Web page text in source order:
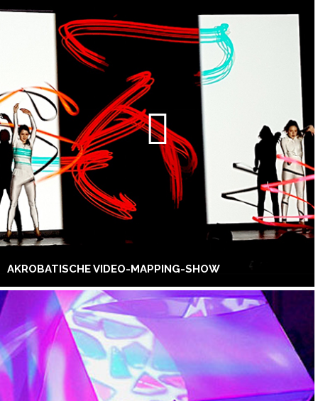
AKROBATISCHE VIDEO-MAPPING-SHOW